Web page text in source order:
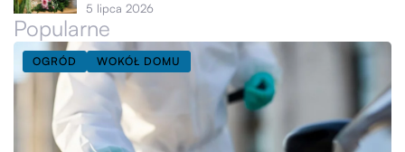
5 lipca 2026
Popularne
OGRÓD WOKÓŁ DOMU